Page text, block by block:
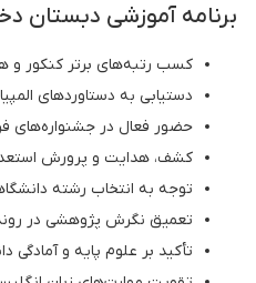
برنامه آموزشی دبستان
کسب رتبه‌های برتر کنکور و
دستیابی به دستاوردهای
حضور فعال در جشنواره‌های
کشف، هدایت و پرورش
توجه به انتخاب رشته
تعمیق نگرش پژوهشی در
تأکید بر علوم پایه و آمادگی